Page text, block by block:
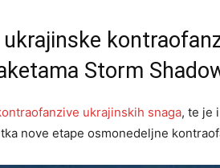
Storm
ukrajinskih snaga, te je
nove etape osmonedeljne